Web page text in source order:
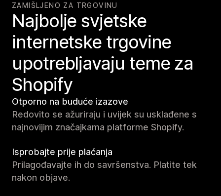
ZAMIŠLJENO ZA TRGOVINU
Najbolje svjetske
internetske trgovine
upotrebljavaju teme za
Shopify
Otporno na buduće izazove
Redovito se ažuriraju i uvijek su usklađene s
najnovijim značajkama platforme Shopify.
Isprobajte prije plaćanja
Prilagođavajte ih do savršenstva. Platite tek
nakon objave.